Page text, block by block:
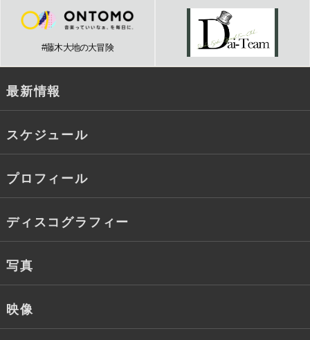
#藤木大地の大冒険
最新情報
スケジュール
プロフィール
ディスコグラフィー
写真
映像